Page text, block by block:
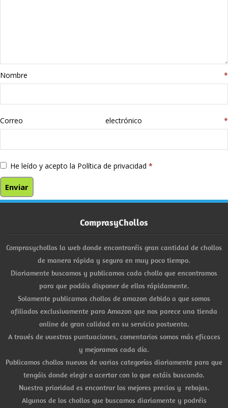
Stanley
libros
Nombre *
Correo electrónico *
He leído y acepto la Política de privacidad *
ComprasyChollos
Comprasychollos la web donde encontraréis gran cantidad de chollos
de manera rápida y segura en muy poco tiempo.
Diariamente buscamos y publicamos cada chollo que encontramos
para que podáis disponer de ellos rápidamente.
Solamente publicamos chollos de amazon debido a que somos
afiliados exclusivamente para Amazon que nos parece una tienda
online de gran calidad en su servicio postventa.
A través de vuestras puntuaciones, comentarios somos más eficaces
y mejoramos cada día.
Publicamos chollos nuevos de varias categorías diariamente para que
tengáis donde elegir o acertar con lo que estáis buscando.
Nuestra prioridad es encontrar los mejores precios y rebajas.
Algunos de los chollos que buscamos diariamente y podréis